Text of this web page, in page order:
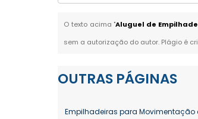
O texto acima "Aluguel de
sem a autorização do autor. Plágio é
OUTRAS PÁGINAS
Empilhadeiras para Movimentação